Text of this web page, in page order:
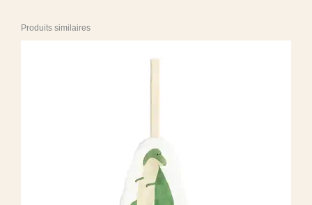
Produits similaires